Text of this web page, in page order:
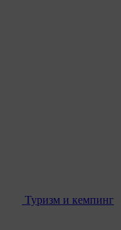
Туризм и кемпинг